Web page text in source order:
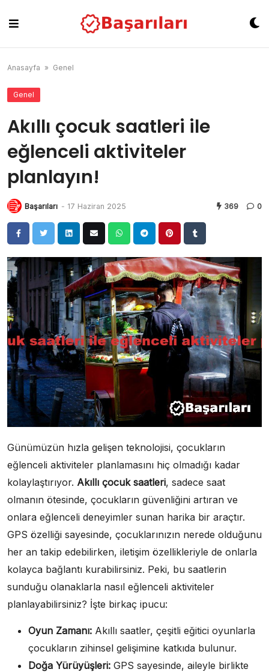
content
Anasayfa » Genel
Genel
Akıllı çocuk saatleri ile
eğlenceli aktiviteler
planlayın!
Başarıları - 17 Haziran 2025 369 0
Günümüzün hızla gelişen teknolojisi, çocukların
eğlenceli aktiviteler planlamasını hiç olmadığı kadar
kolaylaştırıyor. Akıllı çocuk saatleri, sadece saat
olmanın ötesinde, çocukların güvenliğini artıran ve
onlara eğlenceli deneyimler sunan harika bir araçtır.
GPS özelliği sayesinde, çocuklarınızın nerede olduğunu
her an takip edebilirken, iletişim özellikleriyle de onlarla
kolayca bağlantı kurabilirsiniz. Peki, bu saatlerin
sunduğu olanaklarla nasıl eğlenceli aktiviteler
planlayabilirsiniz? İşte birkaç ipucu:
Oyun Zamanı: Akıllı saatler, çeşitli eğitici oyunlarla
çocukların zihinsel gelişimine katkıda bulunur.
Doğa Yürüyüşleri: GPS sayesinde, aileyle birlikte